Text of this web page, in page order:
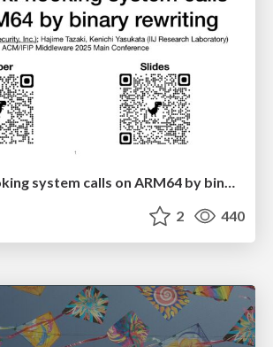
svc-hook: hooking system calls on ARM64 by binary rewriting
2 440